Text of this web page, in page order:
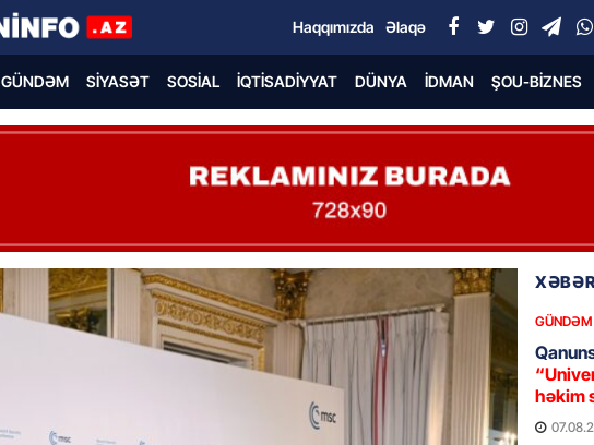
Haqqımızda Əlaqə
GÜNDƏM SIYASƏT SOSIAL İQTISADIYYAT DÜNYA İDMAN ŞOU-BIZNES
GÜNDƏM
həkim